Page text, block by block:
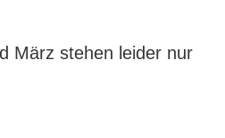
März stehen leider nur